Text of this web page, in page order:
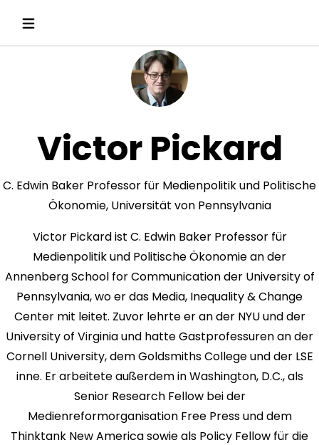
Victor Pickard
C. Edwin Baker Professor für Medienpolitik und Politische
Ökonomie, Universität von Pennsylvania
Victor Pickard ist C. Edwin Baker Professor für
Medienpolitik und Politische Ökonomie an der
Annenberg School for Communication der University of
Pennsylvania, wo er das Media, Inequality & Change
Center mit leitet. Zuvor lehrte er an der NYU und der
University of Virginia und hatte Gastprofessuren an der
Cornell University, dem Goldsmiths College und der LSE
inne. Er arbeitete außerdem in Washington, D.C., als
Senior Research Fellow bei der
Medienreformorganisation Free Press und dem
Thinktank New America sowie als Policy Fellow für die